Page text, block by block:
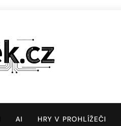
AI HRY V PROHLÍŽEČI